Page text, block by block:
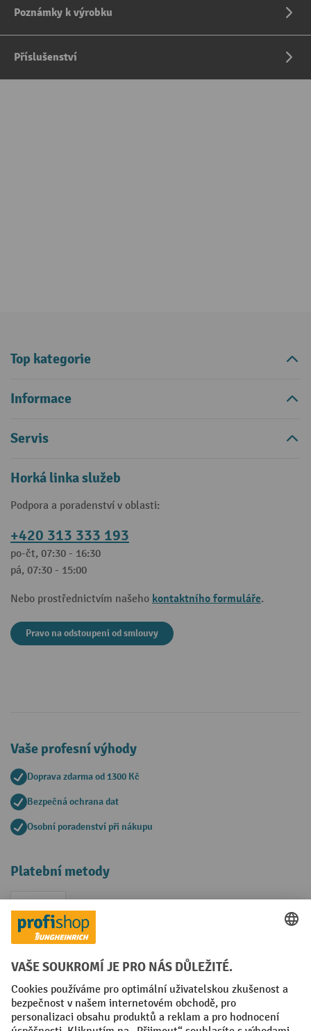
Poznámky k výrobku
Příslušenství
Top kategorie
Informace
Servis
Horká linka služeb
Podpora a poradenství v oblasti:
+420 313 333 193
po-čt, 07:30 - 16:30
pá, 07:30 - 15:00
Nebo prostřednictvím našeho kontaktního formuláře.
Pravo na odstoupeni od smlouvy
Vaše profesní výhody
Doprava zdarma od 1300 Kč
Bezpečná ochrana dat
Osobní poradenství při nákupu
Platební metody
Faktura
Sociální sítě
Facebook
YouTubeLinkedIn